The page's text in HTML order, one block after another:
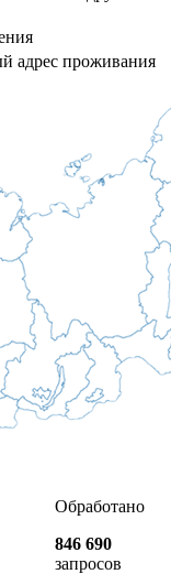
адрес проживания
Обработано
846 690
запросов